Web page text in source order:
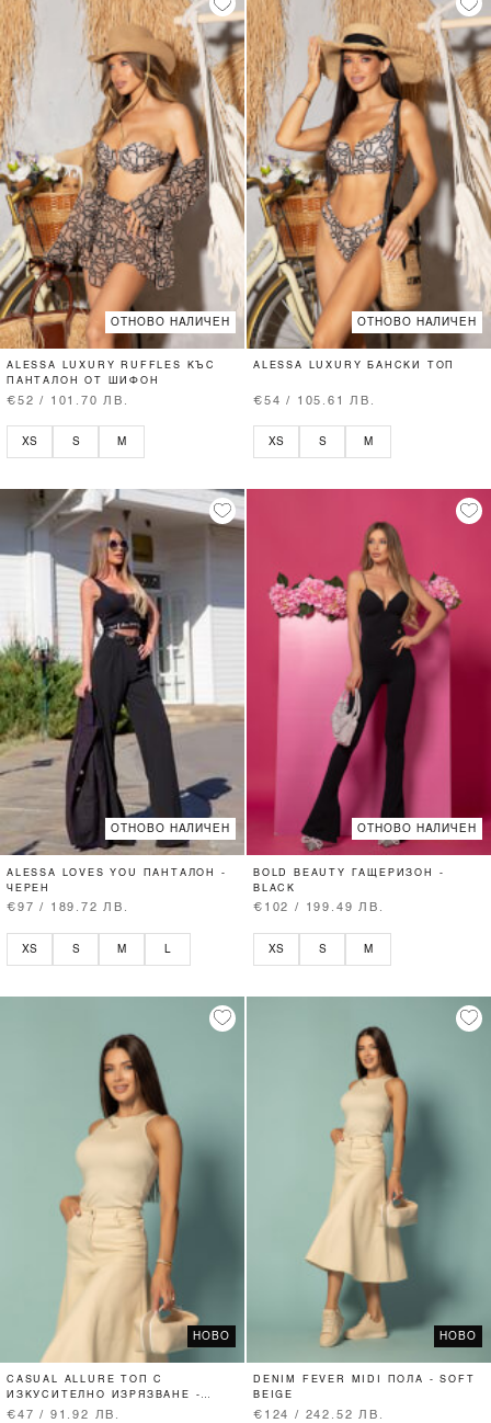
ОТНОВО НАЛИЧЕН
ALESSA LUXURY RUFFLES КЪС
ПАНТАЛОН ОТ ШИФОН
€52 / 101.70 ЛВ.
XS S M
ОТНОВО НАЛИЧЕН
ALESSA LUXURY БАНСКИ ТОП
€54 / 105.61 ЛВ.
XS S M
ОТНОВО НАЛИЧЕН
ALESSA LOVES YOU ПАНТАЛОН -
ЧЕРЕН
€97 / 189.72 ЛВ.
XS S M
ОТНОВО НАЛИЧЕН
BOLD BEAUTY ГАЩЕРИЗОН -
BLACK
€102 / 199.49 ЛВ.
XS S M
НОВО
CASUAL ALLURE ТОП С
ИЗКУСИТЕЛНО ИЗРЯЗВАНЕ -
SOFT BEIGE
€47 / 91.92 ЛВ.
НОВО
DENIM FEVER MIDI ПОЛА - SOFT
BEIGE
€124 / 242.52 ЛВ.